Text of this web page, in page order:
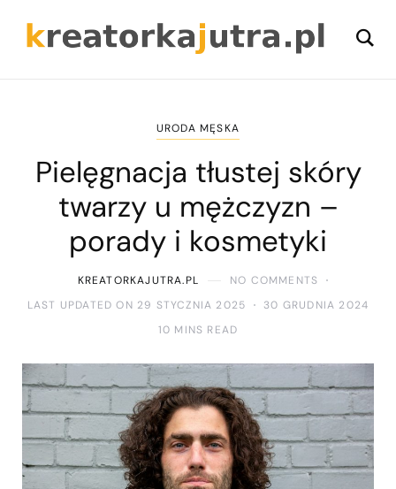
URODA MĘSKA
Pielęgnacja tłustej skóry
twarzy u mężczyzn –
porady i kosmetyki
KREATORKAJUTRA.PL
NO COMMENTS
LAST UPDATED ON 29 STYCZNIA 2025
30 GRUDNIA 2024
10 MINS READ